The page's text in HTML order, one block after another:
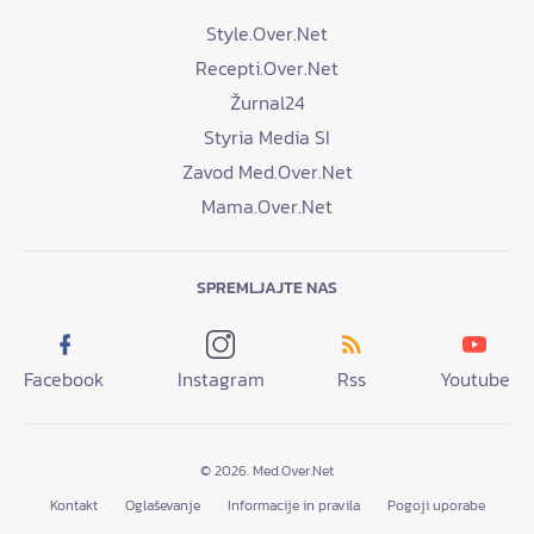
Style.Over.Net
Recepti.Over.Net
Žurnal24
Styria Media SI
Zavod Med.Over.Net
Mama.Over.Net
SPREMLJAJTE NAS
Facebook Instagram Rss Youtube
© 2026. Med.Over.Net
Kontakt
Oglaševanje Informacije in pravila
Pogoji uporabe